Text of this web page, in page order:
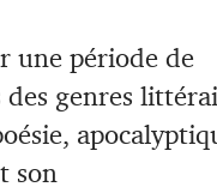
une période de
genres
son